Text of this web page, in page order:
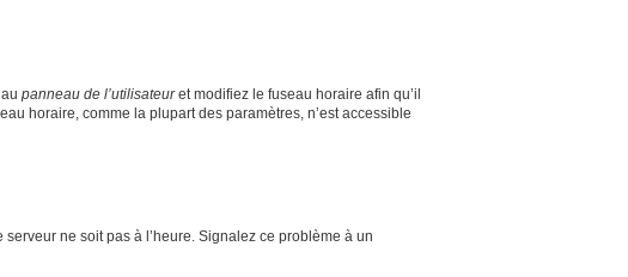
panneau de l’utilisateuret modifiez le fuseau horaire afin qu’il
horaire, comme la plupart des paramètres, n’est accessible
ne soit pas à l’heure. Signalez ce problème à un